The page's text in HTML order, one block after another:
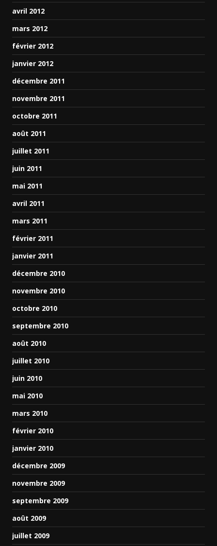
avril 2012
mars 2012
février 2012
janvier 2012
décembre 2011
novembre 2011
octobre 2011
août 2011
juillet 2011
juin 2011
mai 2011
avril 2011
mars 2011
février 2011
janvier 2011
décembre 2010
novembre 2010
octobre 2010
septembre 2010
août 2010
juillet 2010
juin 2010
mai 2010
mars 2010
février 2010
janvier 2010
décembre 2009
novembre 2009
septembre 2009
août 2009
juillet 2009